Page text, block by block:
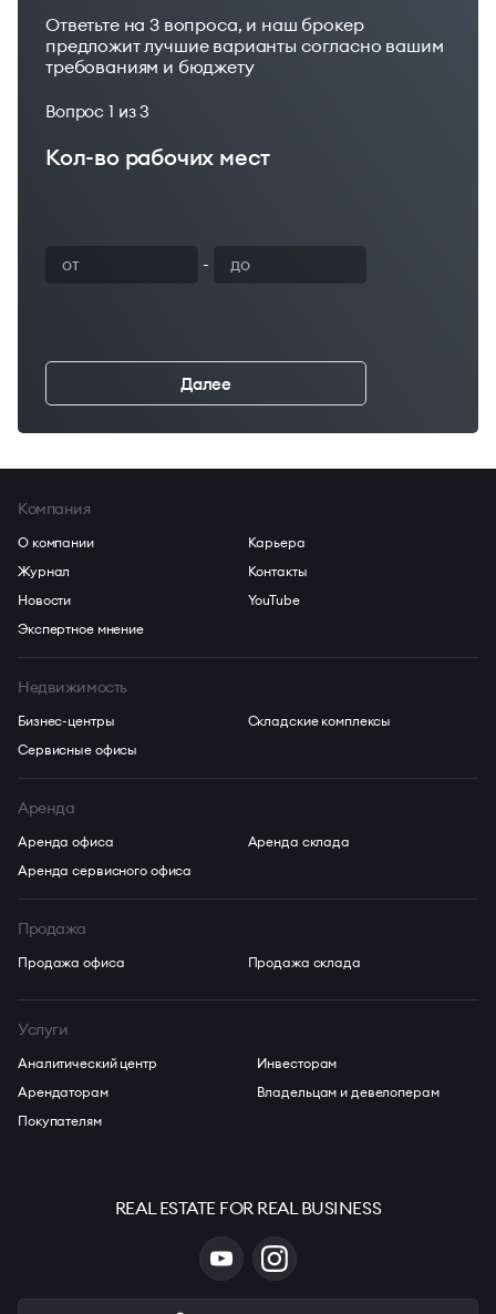
Ответьте на 3 вопроса, и наш брокер
предложит лучшие варианты согласно вашим
требованиям и бюджету
Вопрос 1 из 3
Кол-во рабочих мест
-
Далее
Компания
О компании
Журнал
Новости
Экспертное мнение
Карьера
Контакты
YouTube
Недвижимость
Бизнес-центры
Сервисные офисы
Складские комплексы
Аренда
Аренда офиса
Аренда сервисного офиса
Аренда склада
Продажа
Продажа офиса Продажа склада
Услуги
Аналитический центр
Арендаторам
Покупателям
Инвесторам
Владельцам и девелоперам
REAL ESTATE FOR REAL BUSINESS